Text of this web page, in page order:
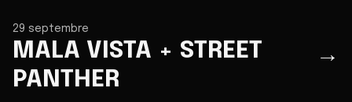
29 septembre
MALA VISTA + STREET
PANTHER
→